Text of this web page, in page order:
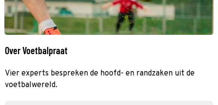
Over Voetbalpraat
Vier experts bespreken de hoofd- en randzaken uit de
voetbalwereld.